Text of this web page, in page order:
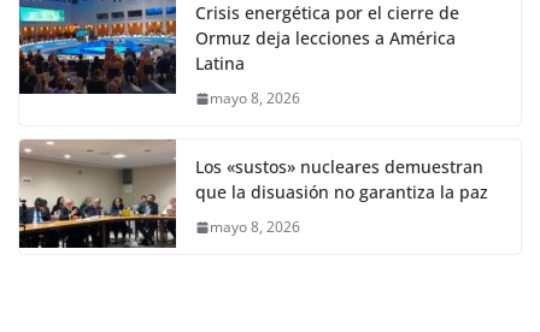
Crisis energética por el cierre de
Ormuz deja lecciones a América
Latina
mayo 8, 2026
Los «sustos» nucleares demuestran
que la disuasión no garantiza la paz
mayo 8, 2026